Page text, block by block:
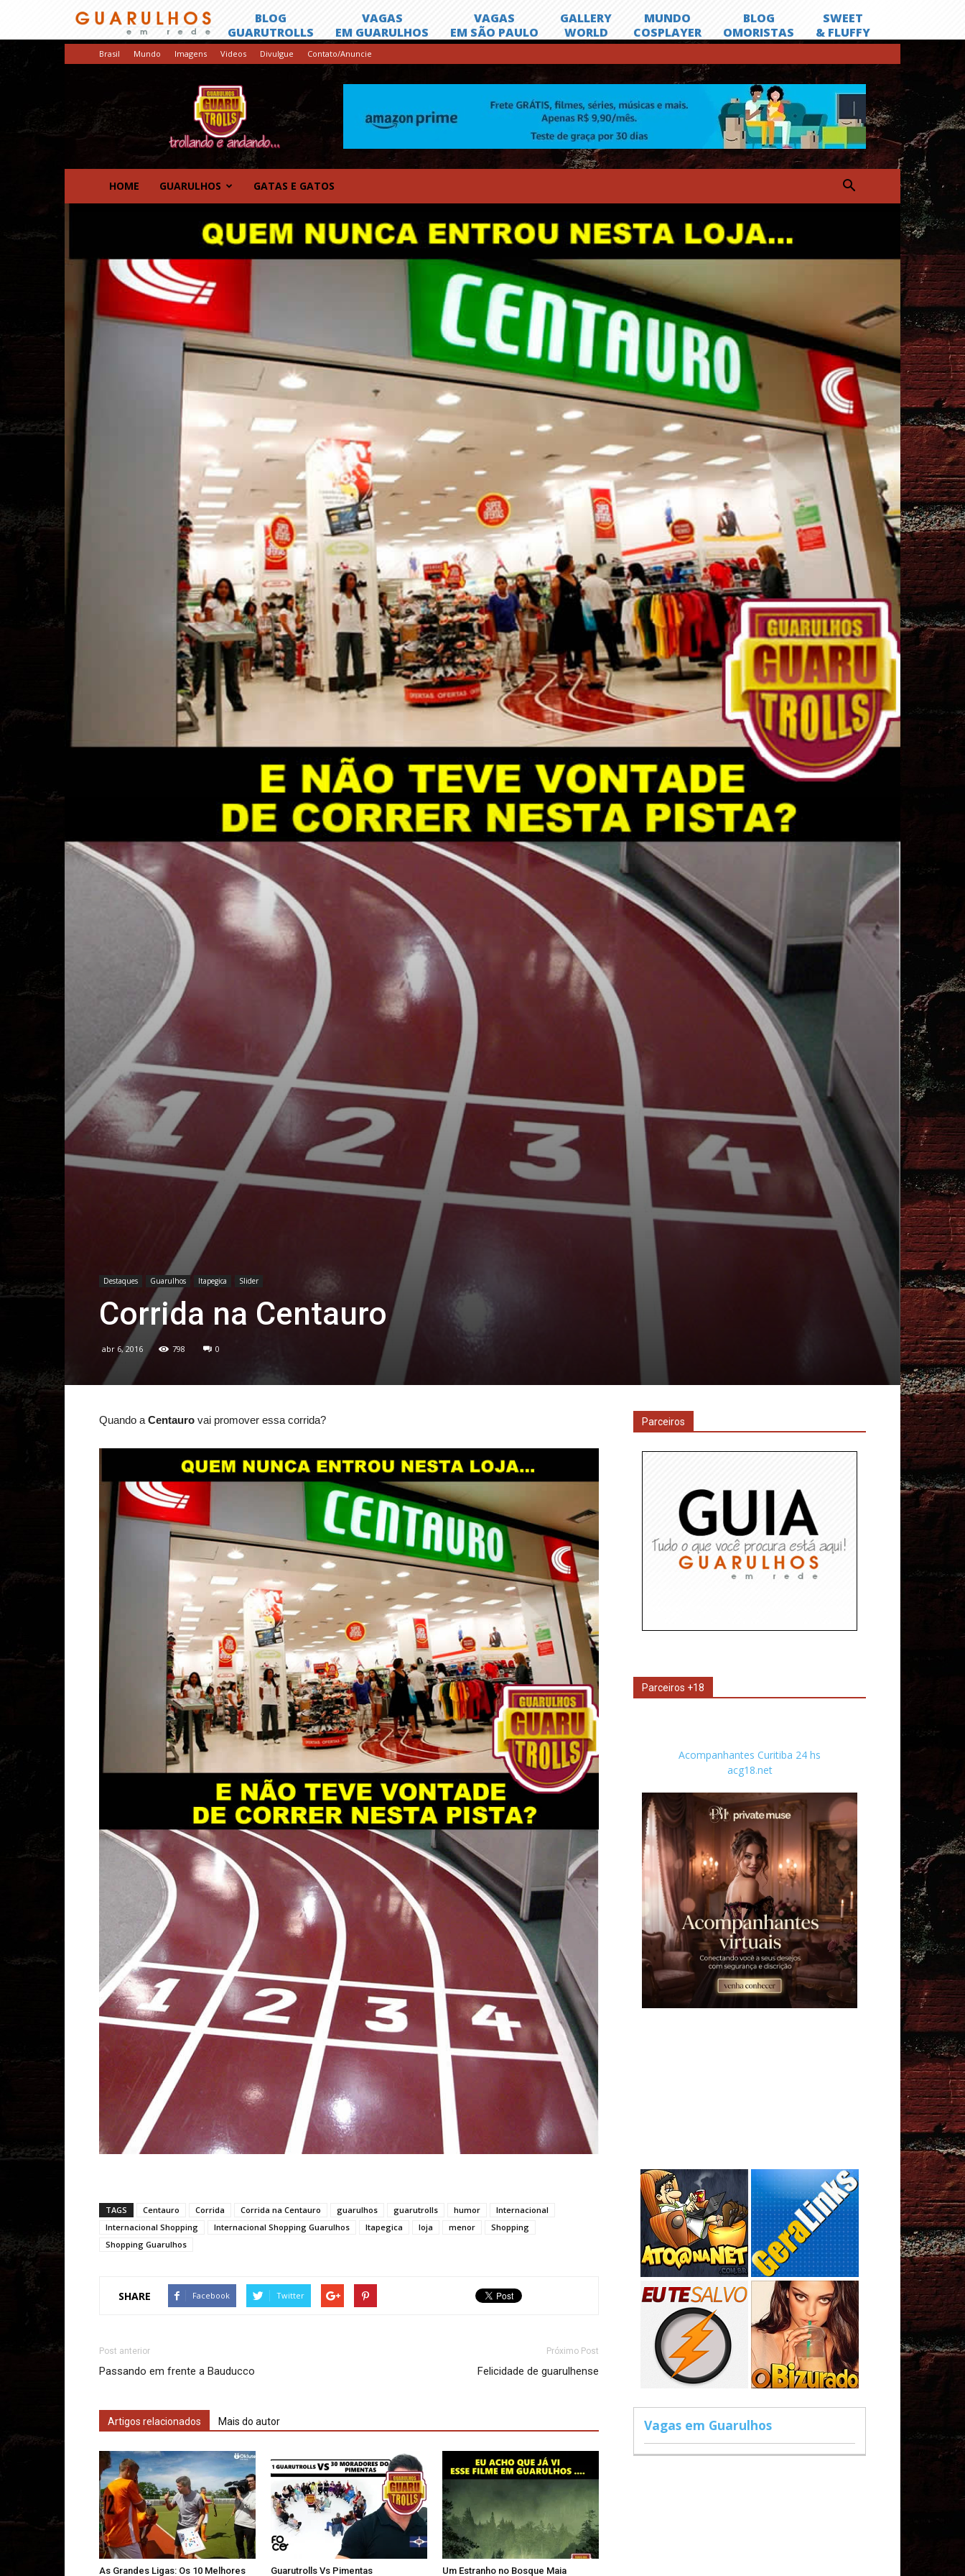
Brasil Mundo Imagens Videos Divulgue Contato/Anuncie
HOME GUARULHOS GATAS E GATOS
Destaques Guarulhos Itapegica Slider
Corrida na Centauro
abr 6, 2016 798 0
Quando a Centauro vai promover essa corrida?
TAGS Centauro Corrida Corrida na Centauro guarulhos guarutrolls humor
Internacional
Internacional Shopping
Internacional Shopping Guarulhos Itapegica loja menor
Shopping
Shopping Guarulhos
SHARE Facebook Twitter
Post anterior
Passando em frente a Bauducco
Próximo Post
Felicidade de guarulhense
Artigos relacionados Mais do autor
As Grandes Ligas: Os 10 Melhores Guarutrolls Vs Pimentas Um Estranho no Bosque Maia
Parceiros
Parceiros +18
Acompanhantes Curitiba 24 hs
acg18.net
Vagas em Guarulhos